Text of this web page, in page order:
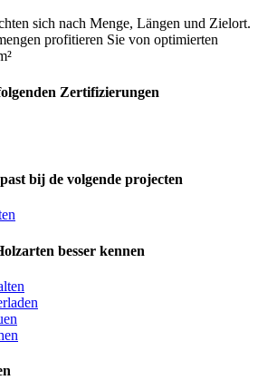
sich nach Menge, Längen und Zielort.
profitieren Sie von optimierten
Zertifizierungen
bij de volgende projecten
besser kennen